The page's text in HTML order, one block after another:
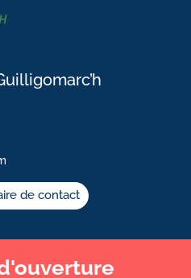
de contact